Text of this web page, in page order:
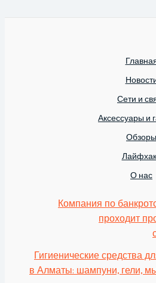
Сети и
Аксессуары и
Обзоры
О нас
Компания по
проходит
Гигиенические средства
в Алматы: шампуни, гели,